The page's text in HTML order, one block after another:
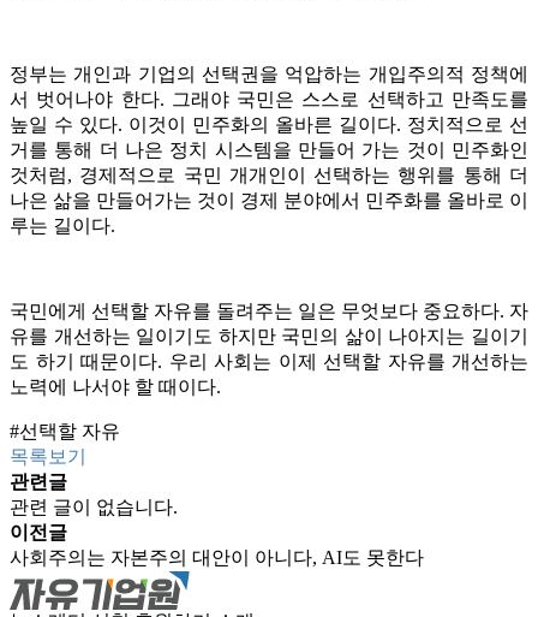
정부는 개인과 기업의 선택권을 억압하는 개입주의적 정책에
서 벗어나야 한다. 그래야 국민은 스스로 선택하고 만족도를
높일 수 있다. 이것이 민주화의 올바른 길이다. 정치적으로 선
거를 통해 더 나은 정치 시스템을 만들어 가는 것이 민주화인
것처럼, 경제적으로 국민 개개인이 선택하는 행위를 통해 더
나은 삶을 만들어가는 것이 경제 분야에서 민주화를 올바로 이
루는 길이다.
국민에게 선택할 자유를 돌려주는 일은 무엇보다 중요하다. 자
유를 개선하는 일이기도 하지만 국민의 삶이 나아지는 길이기
도 하기 때문이다. 우리 사회는 이제 선택할 자유를 개선하는
노력에 나서야 할 때이다.
#선택할 자유
목록보기
관련글
관련 글이 없습니다.
이전글
사회주의는 자본주의 대안이 아니다, AI도 못한다